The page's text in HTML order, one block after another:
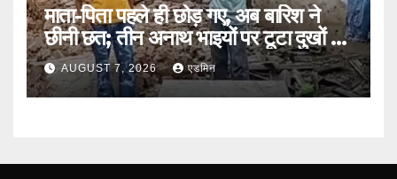
माता-पिता पहले ही छोड़ गए, अब बारिश ने
छीनी छत; तीन अनाथ भाइयों पर टूटा दुखों का
पहाड़AUGUST 7, 2026 एडमिन